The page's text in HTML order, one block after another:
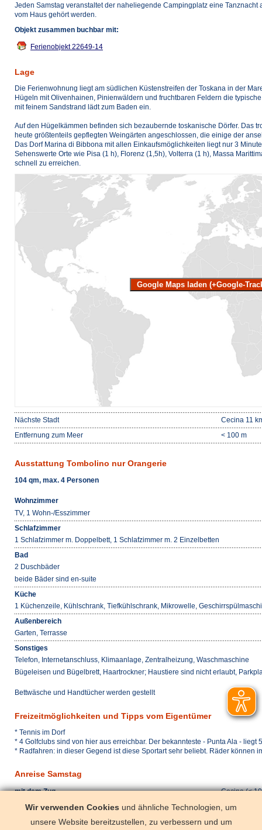
Jeden Samstag veranstaltet der naheliegende Campingplatz eine Tanznacht
vom Haus gehört werden.
Objekt zusammen buchbar mit:
Ferienobjekt 22649-14
Lage
Die Ferienwohnung liegt am südlichen Küstenstreifen der Toskana in der
Hügeln mit Olivenhainen, Pinienwäldern und fruchtbaren Feldern die
mit feinem Sandstrand lädt zum Baden ein.
Auf den Hügelkämmen befinden sich bezaubernde toskanische Dörfer. Das
heute größtenteils gepflegten Weingärten angeschlossen, die einige der
Das Dorf Marina di Bibbona mit allen Einkaufsmöglichkeiten liegt nur 3
Sehenswerte Orte wie Pisa (1 h), Florenz (1,5h), Volterra (1 h), Massa
schnell zu erreichen.
Google Maps laden (+Google-
Nächste Stadt
Cecina 11
Entfernung zum Meer
< 100 m
Ausstattung Tombolino nur Orangerie
104 qm, max. 4 Personen
Wohnzimmer
TV, 1 Wohn-/Esszimmer
Schlafzimmer
1 Schlafzimmer m. Doppelbett, 1 Schlafzimmer m. 2 Einzelbetten
Bad
2 Duschbäder
beide Bäder sind en-suite
Küche
1 Küchenzeile, Kühlschrank, Tiefkühlschrank, Mikrowelle,
Außenbereich
Garten, Terrasse
Sonstiges
Telefon, Internetanschluss, Klimaanlage, Zentralheizung, Waschmaschine
Bügeleisen und Bügelbrett, Haartrockner; Haustiere sind nicht erlaubt,
Bettwäsche und Handtücher werden gestellt
Freizeitmöglichkeiten und Tipps vom Eigentümer
* Tennis im Dorf
* 4 Golfclubs sind von hier aus erreichbar. Der bekannteste - Punta Ala - liegt
* Radfahren: in dieser Gegend ist diese Sportart sehr beliebt. Räder können
Anreise Samstag
mit dem Zug
Cecina (<
mit dem Pkw
Auto
mit dem Flugzeug
Pisa (< 70
Wir verwenden Cookies und ähnliche Technologien, um
unsere Website bereitzustellen, zu verbessern und um